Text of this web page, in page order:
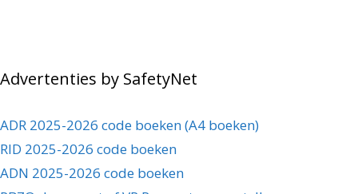
Advertenties by SafetyNet
ADR 2025-2026 code boeken (A4 boeken)
RID 2025-2026 code boeken
ADN 2025-2026 code boeken